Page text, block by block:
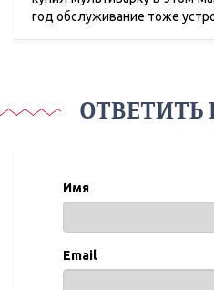
год обслуживание тоже
ОТВЕТИТЬ
Имя
Email